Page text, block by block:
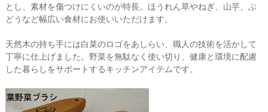
とし、素材を傷つけにくいのが特長。ほうれん草やねぎ、山芋、ぶ
どうなど幅広い食材にお使いいただけます。
天然木の持ち手には白菜のロゴをあしらい、職人の技術を活かして
丁寧に仕上げました。野菜を無駄なく使い切り、健康と環境に配慮
した暮らしをサポートするキッチンアイテムです。